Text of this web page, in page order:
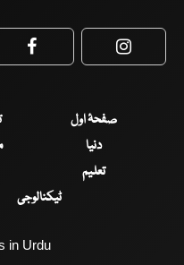
Facebook
صفحۂ اول
دنیا
تعلیم
ٹیکنالوجی
in Urdu